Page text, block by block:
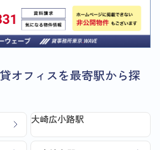
オフィスを最寄駅から探
大崎広小路駅